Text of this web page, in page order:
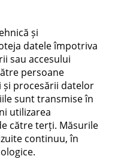
și
datele împotriva
sau accesului
persoane
și procesării datelor
sunt transmise în
utilizarea
către terți. Măsurile
continuu, în